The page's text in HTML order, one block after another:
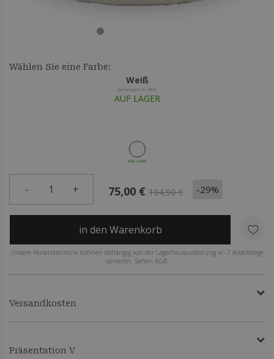
Wählen Sie eine Farbe:
Weiß
Gesendet in 48h
AUF LAGER
AUF LAGER
- 1 + 75,00 € 104,90 € -29%
in den Warenkorb
Unsere Versandtermine können abhängig von der Lagerhausauslastung +/- 7 Arbeitstage
variieren. Sehen AGB.
Versandkosten
Präsentation V